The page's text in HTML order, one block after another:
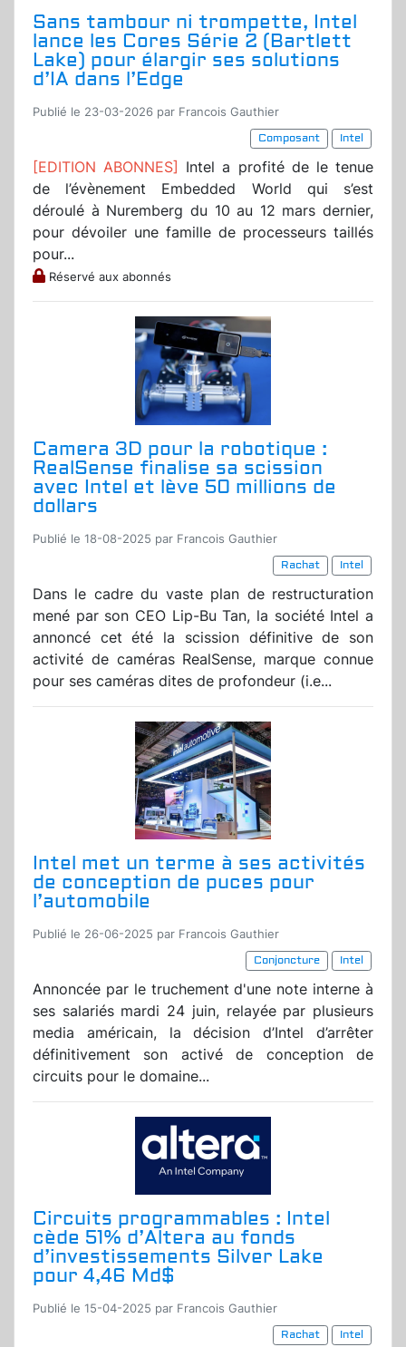
Sans tambour ni trompette, Intel
lance les Cores Série 2 (Bartlett
Lake) pour élargir ses solutions
d’IA dans l’Edge
Publié le 23-03-2026 par Francois Gauthier
Composant
Intel
[EDITION ABONNES] Intel a profité de le tenue
de l’évènement Embedded World qui s’est
déroulé à Nuremberg du 10 au 12 mars dernier,
pour dévoiler une famille de processeurs taillés
pour...
Réservé aux abonnés
Camera 3D pour la robotique :
RealSense finalise sa scission
avec Intel et lève 50 millions de
dollars
Publié le 18-08-2025 par Francois Gauthier
Rachat
Intel
Dans le cadre du vaste plan de restructuration
mené par son CEO Lip-Bu Tan, la société Intel a
annoncé cet été la scission définitive de son
activité de caméras RealSense, marque connue
pour ses caméras dites de profondeur (i.e...
Intel met un terme à ses activités
de conception de puces pour
l’automobile
Publié le 26-06-2025 par Francois Gauthier
Conjoncture
Intel
Annoncée par le truchement d'une note interne à
ses salariés mardi 24 juin, relayée par plusieurs
media américain, la décision d’Intel d’arrêter
définitivement son activé de conception de
circuits pour le domaine...
Circuits programmables : Intel
cède 51% d’Altera au fonds
d’investissements Silver Lake
pour 4,46 Md$
Publié le 15-04-2025 par Francois Gauthier
Rachat
Intel